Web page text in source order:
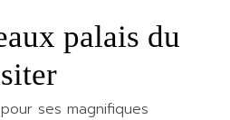
palais du
ses magnifiques